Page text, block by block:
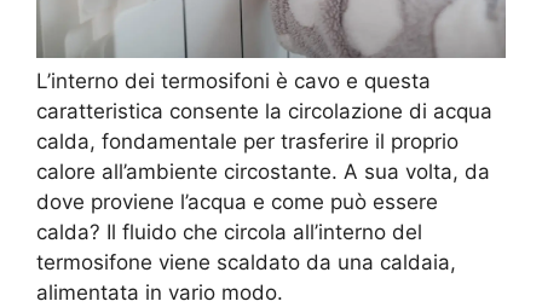
L’interno dei termosifoni è cavo e questa
caratteristica consente la circolazione di acqua
calda, fondamentale per trasferire il proprio
calore all’ambiente circostante. A sua volta, da
dove proviene l’acqua e come può essere
calda? Il fluido che circola all’interno del
termosifone viene scaldato da una caldaia,
alimentata in vario modo.